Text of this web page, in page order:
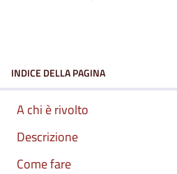
INDICE DELLA PAGINA
A chi è rivolto
Descrizione
Come fare